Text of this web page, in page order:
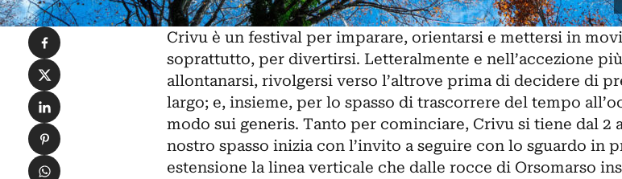
Crivu è un festival per imparare, orientarsi e mettersi in
soprattutto, per divertirsi. Letteralmente e nell’accezione
allontanarsi, rivolgersi verso l’altrove prima di decidere di
largo; e, insieme, per lo spasso di trascorrere del tempo
modo sui generis. Tanto per cominciare, Crivu si tiene dal 2
nostro spasso inizia con l’invito a seguire con lo sguardo in
estensione la linea verticale che dalle rocce di Orsomarso
Condividi su Facebook
Condividi su X
Condividi su LinkedIn
Condividi su Pinterest
Condividi su WhatsApp